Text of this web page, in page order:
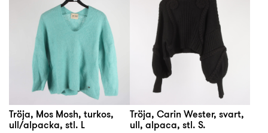
Tröja, Mos Mosh, turkos,
ull/alpacka, stl. L
Tröja, Carin Wester, svart,
ull, alpaca, stl. S.